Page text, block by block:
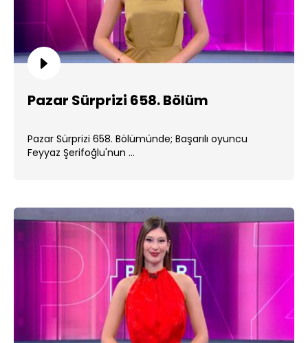
Pazar Sürprizi 658. Bölüm
Pazar Sürprizi 658. Bölümünde; Başarılı oyuncu
Feyyaz Şerifoğlu'nun ...